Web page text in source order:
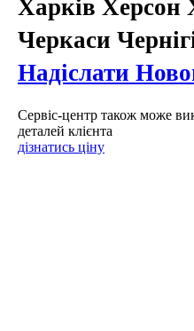
Харків
Черкаси
Надіслати
Сервіс-центр також може
деталей клієнта
дізнатись ціну